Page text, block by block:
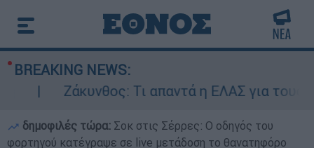
BREAKING NEWS:
Ζάκυνθος: Τι απαντά η ΕΛΑΣ για τους 8
δημοφιλές τώρα: Σοκ στις Σέρρες: Ο οδηγός του
φορτηγού κατέγραψε σε live μετάδοση το θανατηφόρο